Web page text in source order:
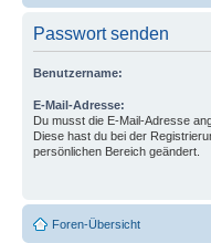
Passwort senden
Benutzername:
E-Mail-Adresse:
Du musst die E-Mail-Adresse
Diese hast du bei der
persönlichen Bereich geändert.
Foren-Übersicht